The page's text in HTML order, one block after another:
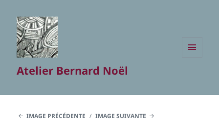
Atelier Bernard Noël
IMAGE PRÉCÉDENTE IMAGE SUIVANTE